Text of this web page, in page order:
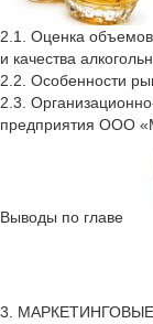
2.1. Оценка
и качества
2.2. Особенности
2.3.
предприятия ООО
Выводы по главе
3.